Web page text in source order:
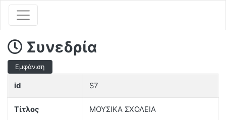
Συνεδρία
Εμφάνιση
id S7
Τίτλος ΜΟΥΣΙΚΑ ΣΧΟΛΕΙΑ